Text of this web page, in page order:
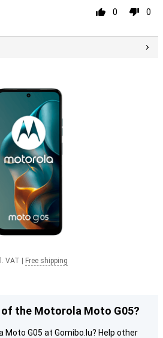
0 0
VAT Free shipping
the Motorola Moto G05?
Moto G05 at Gomibo.lu? Help other